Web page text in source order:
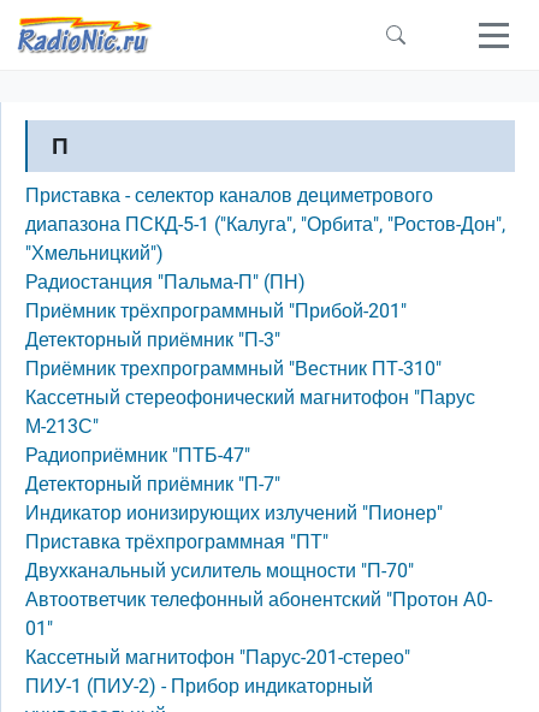
Перейти к основному содержанию
П
Приставка - селектор каналов дециметрового
диапазона ПСКД-5-1 ("Калуга", "Орбита", "Ростов-Дон",
"Хмельницкий")
Радиостанция "Пальма-П" (ПН)
Приёмник трёхпрограммный "Прибой-201"
Детекторный приёмник "П-3"
Приёмник трехпрограммный "Вестник ПТ-310"
Кассетный стереофонический магнитофон "Парус
М-213С"
Радиоприёмник "ПТБ-47"
Детекторный приёмник "П-7"
Индикатор ионизирующих излучений "Пионер"
Приставка трёхпрограммная "ПТ"
Двухканальный усилитель мощности "П-70"
Автоответчик телефонный абонентский "Протон А0-
01"
Кассетный магнитофон "Парус-201-стерео"
ПИУ-1 (ПИУ-2) - Прибор индикаторный